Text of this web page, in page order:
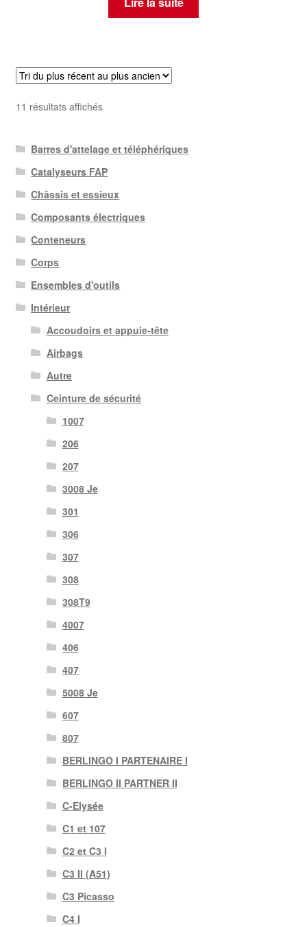
11 résultats affichésTrié
récent
au
plus
ancien
Barres d'attelage et téléphériques
Catalyseurs FAP
Châssis et essieux
Composants électriques
Conteneurs
Corps
Ensembles d'outils
Intérieur
Accoudoirs et appuie-tête
Airbags
Autre
Ceinture de sécurité
1007
206
207
3008 Je
301
306
307
308
308T9
4007
406
407
5008 Je
607
807
BERLINGO I PARTENAIRE I
BERLINGO II PARTNER II
C-Elysée
C1 et 107
C2 et C3 I
C3 II (A51)
C3 Picasso
C4 I